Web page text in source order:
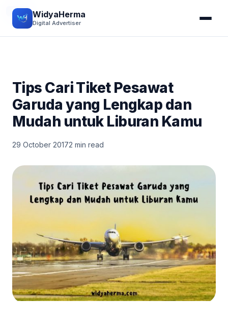
WidyaHerma
Digital Advertiser
TIPS
Tips Cari Tiket Pesawat
Garuda yang Lengkap dan
Mudah untuk Liburan Kamu
29 October 20172 min read